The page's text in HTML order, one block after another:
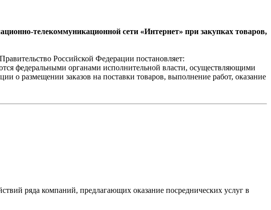
телекоммуникационной сети «Интернет» при закупках товаров,
Российской Федерации постановляет:
федеральными органами исполнительной власти, осуществляющими
о размещении заказов на поставки товаров, выполнение работ, оказание
ряда компаний, предлагающих оказание посреднических услуг в